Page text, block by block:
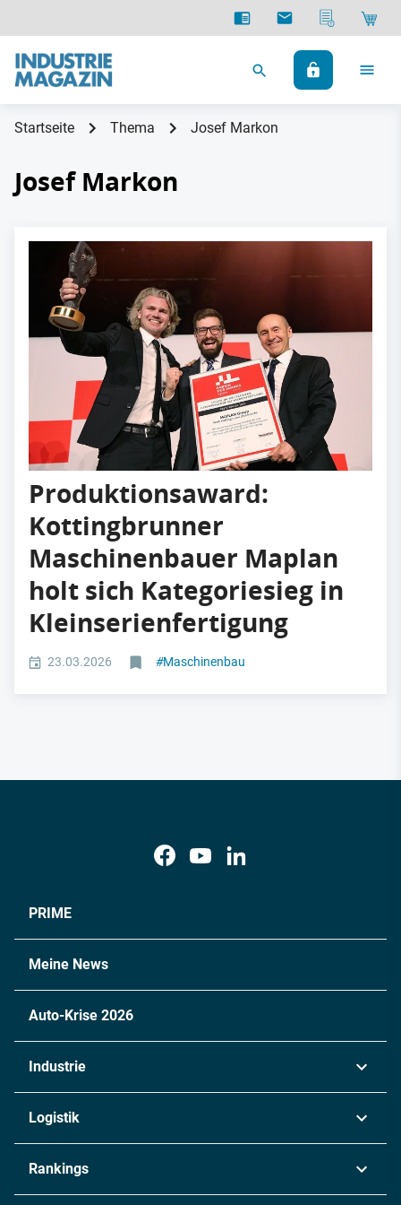
Startseite Thema Josef Markon
Josef Markon
Produktionsaward:
Kottingbrunner
Maschinenbauer Maplan
holt sich Kategoriesieg in
Kleinserienfertigung
23.03.2026 #Maschinenbau
PRIME
Meine News
Auto-Krise 2026
Industrie
Chemie
Logistik
Rankings